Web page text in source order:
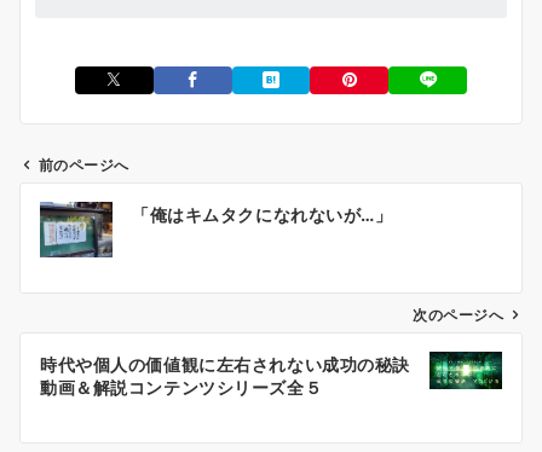
ビ
ン
前のページへ
「俺はキムタクになれないが…」
次のページへ
時代や個人の価値観に左右されない成功の秘訣
動画＆解説コンテンツシリーズ全５